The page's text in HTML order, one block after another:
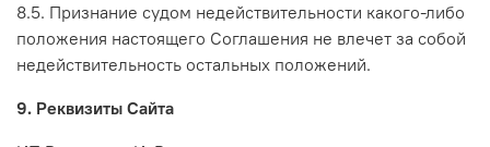
8.5. Признание судом недействительности какого-либо
положения настоящего Соглашения не влечет за собой
недействительность остальных положений.
9. Реквизиты Сайта